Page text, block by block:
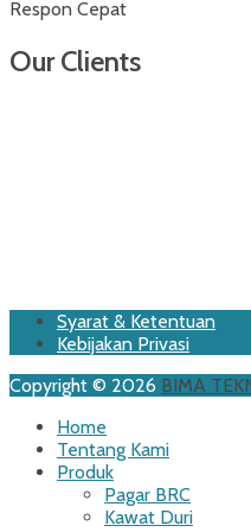
Respon Cepat
Our Clients
Footer
Menu
Skip
Syarat & Ketentuan
Kebijakan Privasi
Copyright © 2026 BIMA
Home
Tentang Kami
Produk
Pagar BRC
Kawat Duri